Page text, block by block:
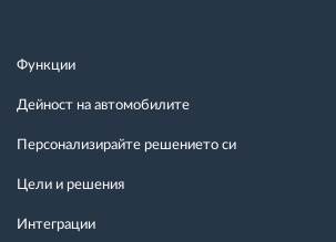
Функции
Дейност на автомобилите
Персонализирайте решението си
Цели и решения
Интеграции